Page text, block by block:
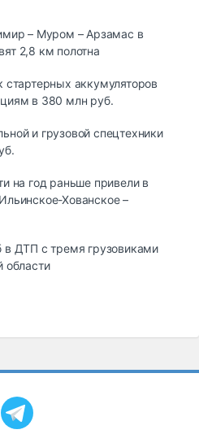
– Муром – Арзамас в
2,8 км полотна
стартерных аккумуляторов
в 380 млн руб.
и грузовой спецтехники
на год раньше привели в
Хованское –
в ДТП с тремя грузовиками
области